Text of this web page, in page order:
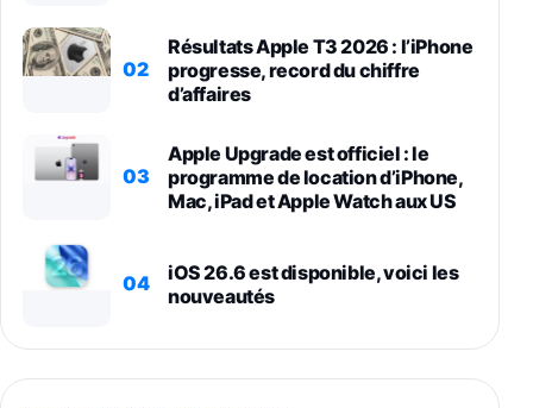
02
Résultats Apple T3 2026 : l’iPhone
progresse, record du chiffre
d’affaires
03
Apple Upgrade est officiel : le
programme de location d’iPhone,
Mac, iPad et Apple Watch aux US
04
iOS 26.6 est disponible, voici les
nouveautés